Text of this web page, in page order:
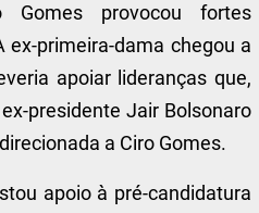
Gomes provocou fortes
ex-primeira-dama chegou a
apoiar lideranças que,
presidente Jair Bolsonaro
a Ciro Gomes.
apoio à pré-candidatura